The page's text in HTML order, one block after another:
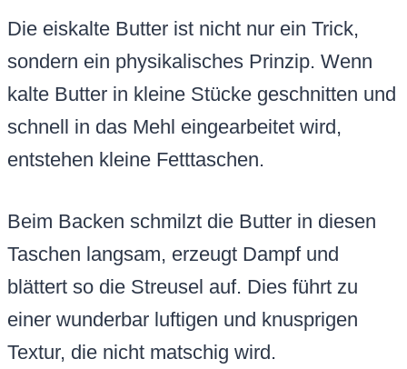
Die eiskalte Butter ist nicht nur ein Trick,
sondern ein physikalisches Prinzip. Wenn
kalte Butter in kleine Stücke geschnitten und
schnell in das Mehl eingearbeitet wird,
entstehen kleine Fetttaschen.
Beim Backen schmilzt die Butter in diesen
Taschen langsam, erzeugt Dampf und
blättert so die Streusel auf. Dies führt zu
einer wunderbar luftigen und knusprigen
Textur, die nicht matschig wird.